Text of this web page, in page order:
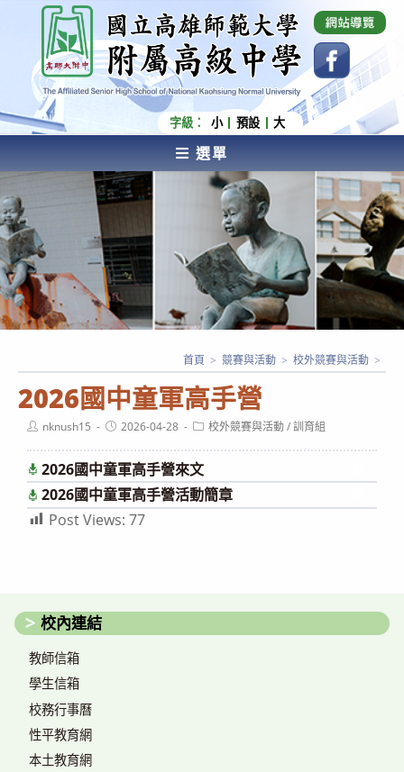
內
容
國立高雄師範大學附屬高級中學 Affiliated Senior
High School of National Kaohsiung Normal
University
字級： 小 預設 大
選單
AFFILIATED SENIOR HIGH SCHOOL OF NATIONAL
KAOHSIUNG NORMAL UNIVERSITY
2026國中童軍高手營
首頁 > 競賽與活動 > 校外競賽與活動 >
Postnknush15
Post2026-04-28
Post校外競賽與活動/訓育組
2026國中童軍高手營來文
2026國中童軍高手營活動簡章
Post Views: 77
校內連結
教師信箱
學生信箱
校務行事曆
性平教育網
本土教育網